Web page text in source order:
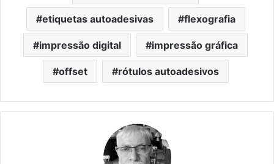
etiquetas autoadesivas flexografia
impressão digital impressão gráfica
offset rótulos autoadesivos